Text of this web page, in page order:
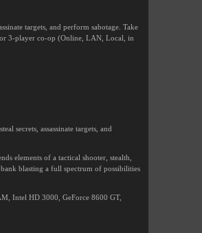
targets, and perform sabotage. Take
or 3-player co-op (Online, LAN, Local, in
secrets, assassinate targets, and
elements of a tactical shooter, stealth,
blasting a full spectrum of possibilities
Intel HD 3000, GeForce 8600 GT,